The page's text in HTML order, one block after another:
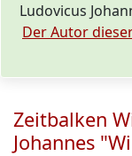
Ludovicus
Der Autor
Zeitbalken
Johannes